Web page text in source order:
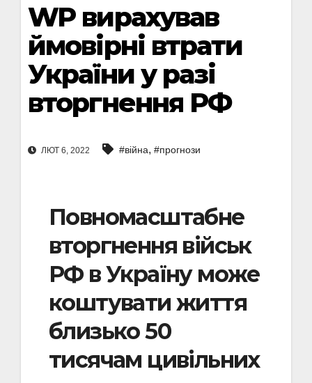
WP вирахував
ймовірні втрати
України у разі
вторгнення РФ
ЛЮТ 6, 2022 #війна, #прогнози
Повномасштабне
вторгнення військ
РФ в Україну може
коштувати життя
близько 50
тисячам цивільних